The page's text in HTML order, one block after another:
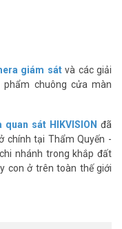
so với đĩa cứng cơ học.
kiện thời trang của
tính bảng Android và
giám sátvà các giải
phẩm chuông cửa màn
quan sát HIKVISION đã
chính tại Thẩm Quyến -
nhánh trong khắp đất
con ở trên toàn thế giới